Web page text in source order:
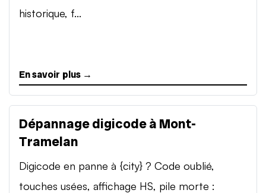
historique, f...
En savoir plus →
Dépannage digicode à Mont-
Tramelan
Digicode en panne à {city} ? Code oublié,
touches usées, affichage HS, pile morte :